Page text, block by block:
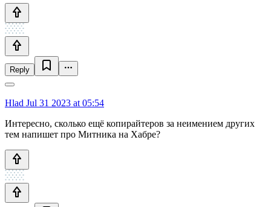
Reply
Hlad Jul 31 2023 at 05:54
Интересно, сколько ещё копирайтеров за неимением других
тем напишет про Митника на Хабре?